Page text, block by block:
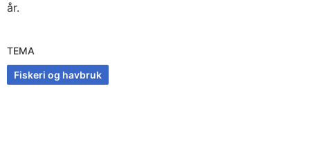
år.
TEMA
Fiskeri og havbruk